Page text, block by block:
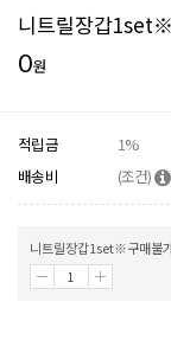
니트릴장갑
0원
적립금
1%
배송비
(조건)
니트릴장갑1set※구매불